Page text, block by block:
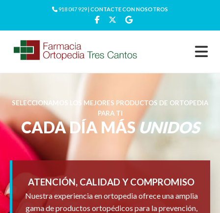
918 047 929 | CONTACTE CON NOSOTROS
SELECCIONAMOS LOS MEJORES PRODUCTOS DE ORTOPEDIA
PARA TI
CADA DÍA MÁSUNIDOS
ATENCIÓN, CALIDAD Y COMPROMISO
Nuestra experiencia en ortopedia ofrece una amplia
gama de productos ortopédicos para la prevención,